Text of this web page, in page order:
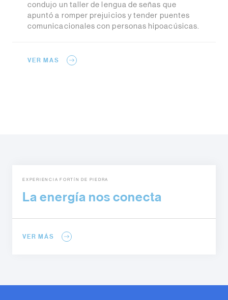
condujo un taller de lengua de señas que
apuntó a romper prejuicios y tender puentes
comunicacionales con personas hipoacúsicas.
VER MAS
EXPERIENCIA FORTÍN DE PIEDRA
La energía nos conecta
VER MÁS